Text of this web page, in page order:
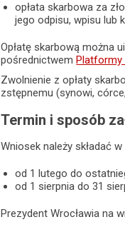
opłata skarbowa za
jego odpisu, wpisu lub
Opłatę skarbową można
pośrednictwemPlatformy
Zwolnienie z opłaty
zstępnemu (synowi,
Termin i sposób
Wniosek należy składać
od 1 lutego do
od 1 sierpnia do 31
Prezydent Wrocławia na